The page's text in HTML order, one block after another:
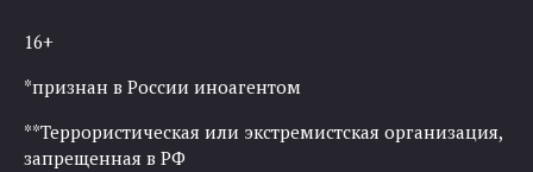
16+
*признан в России иноагентом
**Террористическая или экстремистская организация,
запрещенная в РФ